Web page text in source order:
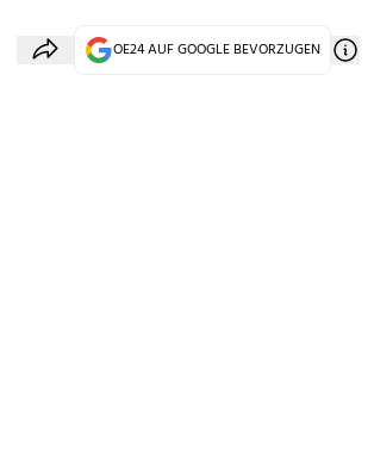
OE24 AUF GOOGLE BEVORZUGEN